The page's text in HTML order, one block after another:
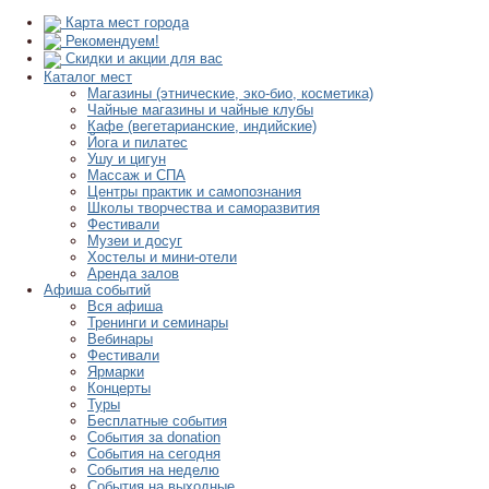
Карта мест города
Рекомендуем!
Скидки и акции для вас
Каталог мест
Магазины (этнические, эко-био, косметика)
Чайные магазины и чайные клубы
Кафе (вегетарианские, индийские)
Йога и пилатес
Ушу и цигун
Массаж и СПА
Центры практик и самопознания
Школы творчества и саморазвития
Фестивали
Музеи и досуг
Хостелы и мини-отели
Аренда залов
Афиша событий
Вся афиша
Тренинги и семинары
Вебинары
Фестивали
Ярмарки
Концерты
Туры
Бесплатные события
События за donation
События на сегодня
События на неделю